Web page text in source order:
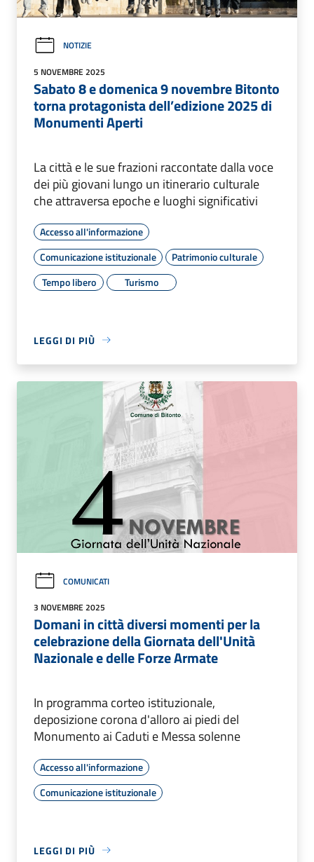
NOTIZIE
5 NOVEMBRE 2025
Sabato 8 e domenica 9 novembre Bitonto
torna protagonista dell’edizione 2025 di
Monumenti Aperti
La città e le sue frazioni raccontate dalla voce
dei più giovani lungo un itinerario culturale
che attraversa epoche e luoghi significativi
Accesso all'informazione
Comunicazione istituzionale
Patrimonio culturale
Tempo libero
Turismo
LEGGI DI PIÙ
COMUNICATI
3 NOVEMBRE 2025
Domani in città diversi momenti per la
celebrazione della Giornata dell'Unità
Nazionale e delle Forze Armate
In programma corteo istituzionale,
deposizione corona d'alloro ai piedi del
Monumento ai Caduti e Messa solenne
Accesso all'informazione
Comunicazione istituzionale
LEGGI DI PIÙ